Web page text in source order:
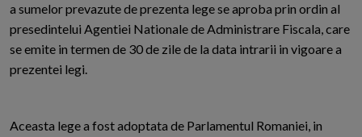
a sumelor prevazute de prezenta lege se aproba prin ordin al
presedintelui Agentiei Nationale de Administrare Fiscala, care
se emite in termen de 30 de zile de la data intrarii in vigoare a
prezentei legi.
Aceasta lege a fost adoptata de Parlamentul Romaniei, in